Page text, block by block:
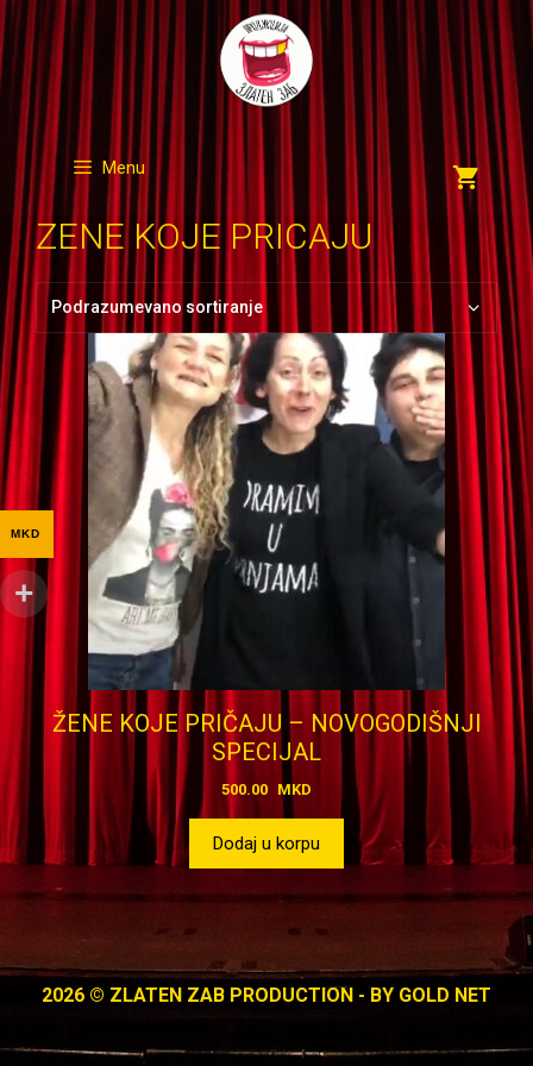
Skip
to
content
Menu
ZENE KOJE PRICAJU
ŽENE KOJE PRIČAJU – NOVOGODIŠNJI
SPECIJAL
500.00 MKD
Dodaj u korpu
2026 © ZLATEN ZAB PRODUCTION - BY GOLD NET
MKD